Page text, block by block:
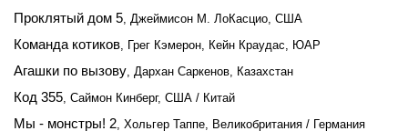
Проклятый дом 5, Джеймисон М. ЛоКасцио, США
Команда котиков, Грег Кэмерон, Кейн Краудас, ЮАР
Агашки по вызову, Дархан Саркенов, Казахстан
Код 355, Саймон Кинберг, США / Китай
Мы - монстры! 2, Хольгер Таппе, Великобритания / Германия